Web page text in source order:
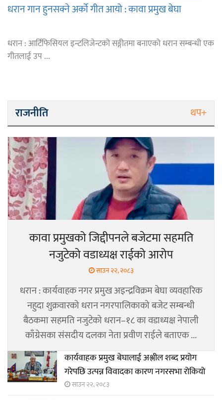
धरान गान हुनसक्ने अर्को गीत आयो : कावा प्रमुख बेघा
धरान : आर्टिफिसियल इन्टलिजेन्टको सङ्गीतमा बनाएको धरान सम्बन्धी एक
गीतलाई उप ...
राजनीति थप+
कावा प्रमुखको जिद्दीपनले बजेटमा सहमति
नजुटेको वडाध्यक्ष राईको आरोप
साउन २२, २०८३
धरान : कार्यवाहक नगर प्रमुख अइन्द्रविक्रम बेघा व्यवहारिक
नहुदा शुक्रवारको धरान नगरपालिकाको बजेट सम्बन्धी
बैठकमा सहमति नजुटेको धरान–१८ का वडाध्यक्ष नेपाली
काँग्रेसका संसदीय दलका नेता प्रवीण राईले बताएक ...
कार्यवाहक प्रमुख बेघालाई अश्लील शब्द प्रयोग
गरेपछि उत्पन्न विवादका कारण नगरसभा रोकियो
साउन २२, २०८३